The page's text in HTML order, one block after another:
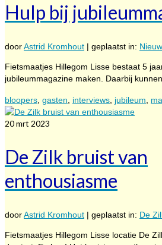
Hulp bij
doorAstrid Kromhout | geplaatst in:
Fietsmaatjes Hillegom Lisse bestaat 5
jubileummagazine maken. Daarbij
bloopers gasten interviews jubileum
20mrt 2023
De Zilk bruist van
enthousiasme
doorAstrid Kromhout | geplaatst in: De
Fietsmaatjes Hillegom Lisse locatie De